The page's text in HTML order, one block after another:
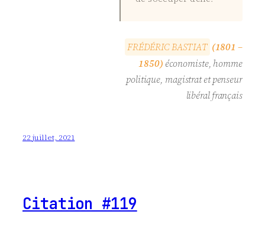
FRÉDÉRICBASTIAT (1801 –
1850) économiste, homme
politique, magistrat et penseur
libéral français
22 juillet, 2021
Citation #119